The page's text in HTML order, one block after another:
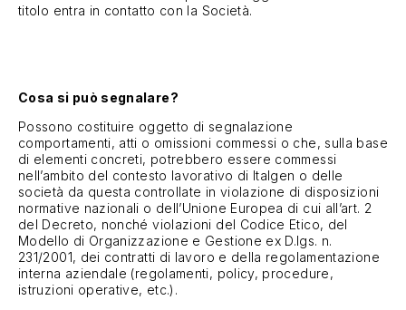
titolo entra in contatto con la Società.
Cosa si può segnalare?
Possono costituire oggetto di segnalazione
comportamenti, atti o omissioni commessi o che, sulla base
di elementi concreti, potrebbero essere commessi
nell’ambito del contesto lavorativo di Italgen o delle
società da questa controllate in violazione di disposizioni
normative nazionali o dell’Unione Europea di cui all’art. 2
del Decreto, nonché violazioni del Codice Etico, del
Modello di Organizzazione e Gestione ex D.lgs. n.
231/2001, dei contratti di lavoro e della regolamentazione
interna aziendale (regolamenti, policy, procedure,
istruzioni operative, etc.).